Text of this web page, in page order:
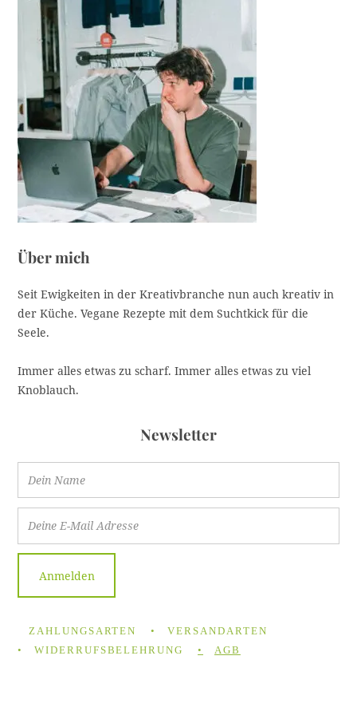
o
r
i
e
Über mich
Seit Ewigkeiten in der Kreativbranche nun auch kreativ in
der Küche. Vegane Rezepte mit dem Suchtkick für die
Seele.
Immer alles etwas zu scharf. Immer alles etwas zu viel
Knoblauch.
Newsletter
ZAHLUNGSARTEN
VERSANDARTEN
WIDERRUFSBELEHRUNG
AGB